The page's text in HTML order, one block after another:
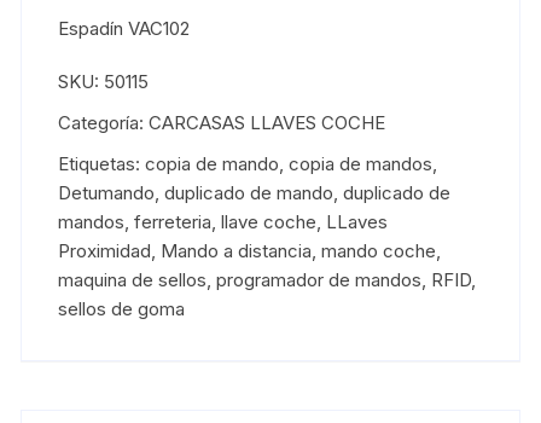
Espadín VAC102
SKU: 50115
Categoría:CARCASAS LLAVES COCHE
Etiquetas:copia de mando,copia de mandos,
Detumando,duplicado de mando,duplicado de
mandos,ferreteria,llave coche, LLaves
Proximidad, Mando a distancia,mando coche,
maquina de sellos,programador de mandos, RFID,
sellos de goma